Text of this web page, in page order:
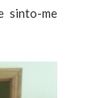
sinto-me